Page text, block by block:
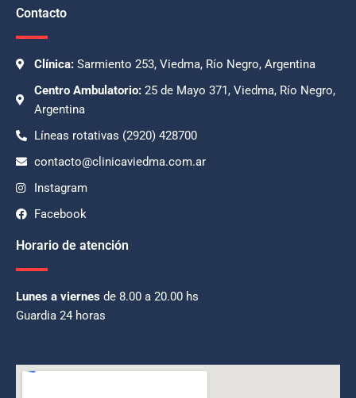
Contacto
Clínica:Sarmiento 253, Viedma, Río Negro, Argentina
Centro Ambulatorio:25 de Mayo 371, Viedma, Río Negro,
Argentina
Líneas rotativas (2920) 428700
contacto@clinicaviedma.com.ar
Instagram
Facebook
Horario de atención
Lunes a viernes de 8.00 a 20.00 hs
Guardia 24 horas